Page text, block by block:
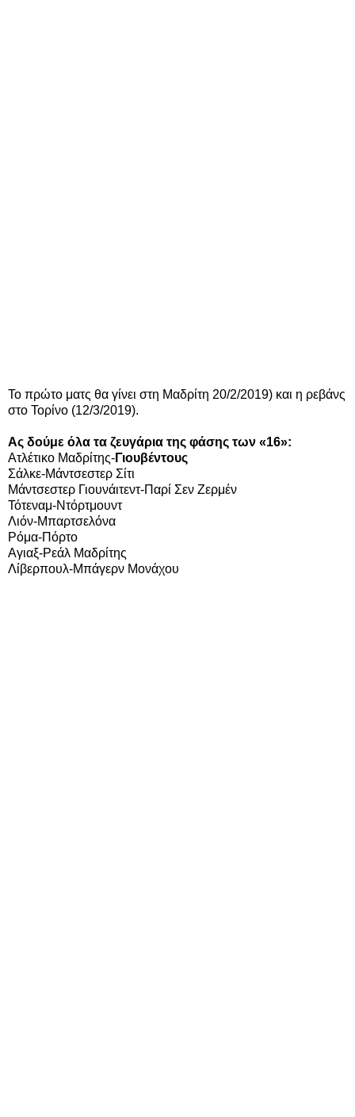
Το πρώτο ματς θα γίνει στη Μαδρίτη 20/2/2019) και η ρεβάνς
στο Τορίνο (12/3/2019).
Ας δούμε όλα τα ζευγάρια της φάσης των «16»:
Ατλέτικο Μαδρίτης-Γιουβέντους
Σάλκε-Μάντσεστερ Σίτι
Μάντσεστερ Γιουνάιτεντ-Παρί Σεν Ζερμέν
Τότεναμ-Ντόρτμουντ
Λιόν-Μπαρτσελόνα
Ρόμα-Πόρτο
Αγιαξ-Ρεάλ Μαδρίτης
Λίβερπουλ-Μπάγερν Μονάχου